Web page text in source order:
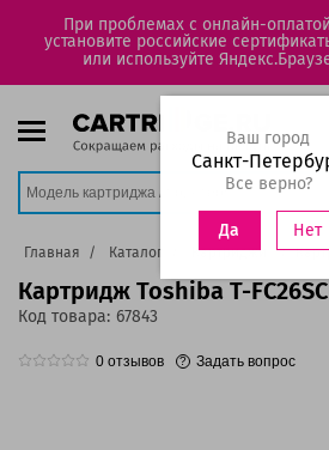
При проблемах с онлайн-
установите российские
или используйте
Ваш город
Санкт-
Все верно?
Да Нет
Главная Каталог Картриджи
Картридж Toshiba T-FC26SC
Код товара: 67843
0 отзывов Задать вопрос